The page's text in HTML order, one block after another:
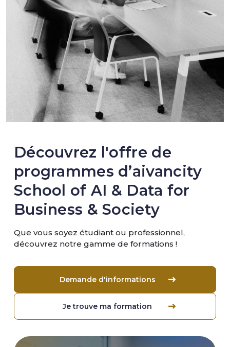
Découvrez l'offre de
programmes d’aivancity
School of AI & Data for
Business & Society
Que vous soyez étudiant ou professionnel,
découvrez notre gamme de formations !
Demande d'informations
Je trouve ma formation
Image